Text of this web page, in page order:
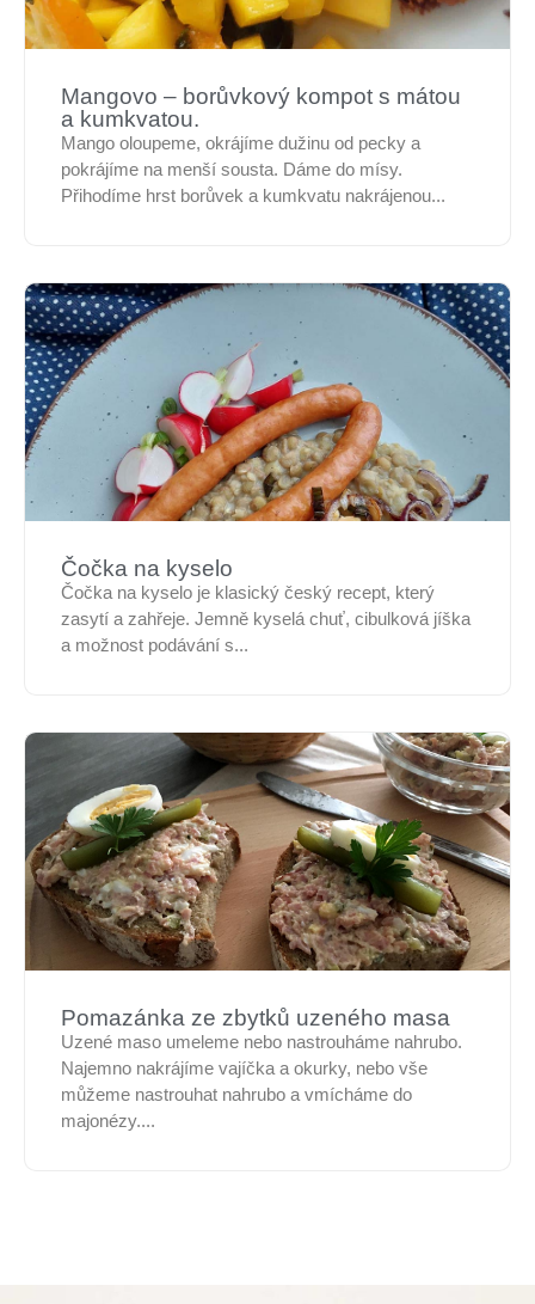
Mangovo – borůvkový kompot s mátou
a kumkvatou.
Mango oloupeme, okrájíme dužinu od pecky a
pokrájíme na menší sousta. Dáme do mísy.
Přihodíme hrst borůvek a kumkvatu nakrájenou...
Čočka na kyselo
Čočka na kyselo je klasický český recept, který
zasytí a zahřeje. Jemně kyselá chuť, cibulková jíška
a možnost podávání s...
Pomazánka ze zbytků uzeného masa
Uzené maso umeleme nebo nastrouháme nahrubo.
Najemno nakrájíme vajíčka a okurky, nebo vše
můžeme nastrouhat nahrubo a vmícháme do
majonézy....